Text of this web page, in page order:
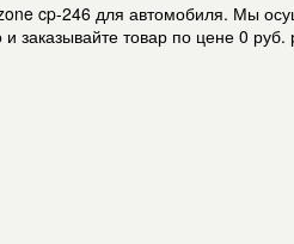
cp-246 для автомобиля. Мы
заказывайте товар по цене 0 руб.